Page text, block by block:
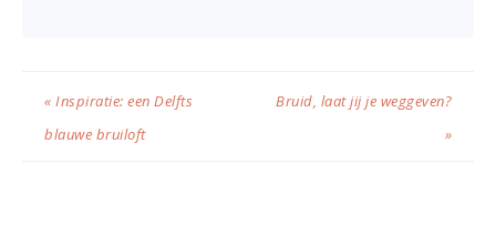
« Inspiratie: een Delfts
blauwe bruiloft
Bruid, laat jij je weggeven?
»